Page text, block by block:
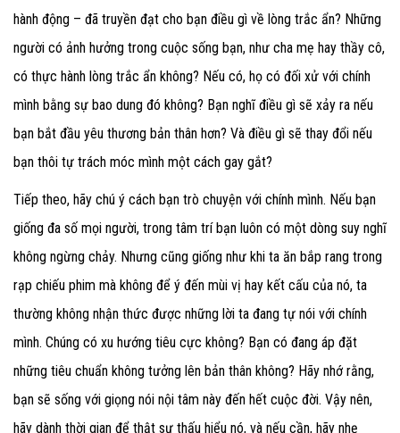
hành động – đã truyền đạt cho bạn điều gì về lòng trắc ẩn? Những
người có ảnh hưởng trong cuộc sống bạn, như cha mẹ hay thầy cô,
có thực hành lòng trắc ẩn không? Nếu có, họ có đối xử với chính
mình bằng sự bao dung đó không? Bạn nghĩ điều gì sẽ xảy ra nếu
bạn bắt đầu yêu thương bản thân hơn? Và điều gì sẽ thay đổi nếu
bạn thôi tự trách móc mình một cách gay gắt?
Tiếp theo, hãy chú ý cách bạn trò chuyện với chính mình. Nếu bạn
giống đa số mọi người, trong tâm trí bạn luôn có một dòng suy nghĩ
không ngừng chảy. Nhưng cũng giống như khi ta ăn bắp rang trong
rạp chiếu phim mà không để ý đến mùi vị hay kết cấu của nó, ta
thường không nhận thức được những lời ta đang tự nói với chính
mình. Chúng có xu hướng tiêu cực không? Bạn có đang áp đặt
những tiêu chuẩn không tưởng lên bản thân không? Hãy nhớ rằng,
bạn sẽ sống với giọng nói nội tâm này đến hết cuộc đời. Vậy nên,
hãy dành thời gian để thật sự thấu hiểu nó, và nếu cần, hãy nhẹ